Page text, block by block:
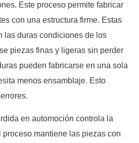
Este proceso permite fabricar
con una estructura firme. Estas
las duras condiciones de los
piezas finas y ligeras sin perder
pueden fabricarse en una sola
menos ensamblaje. Esto
en automoción controla la
mantiene las piezas con